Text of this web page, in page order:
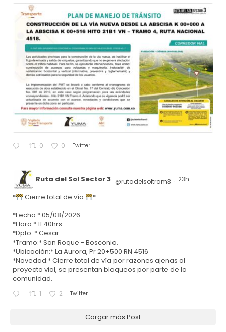
0 0 Twitter
Ruta del Sol Sector 3 @rutadelsoltram3 · 23h
* Cierre total de vía
*
*Fecha:* 05/08/2026
*Hora:* 11:40hrs
*Dpto.:* Cesar
*Tramo:* San Roque - Bosconia.
*Ubicación:* La Aurora, Pr 20+500 RN 4516
*Novedad:* Cierre total de vía por razones ajenas al
proyecto vial, se presentan bloqueos por parte de la
comunidad.
1 2 Twitter
Cargar más Post